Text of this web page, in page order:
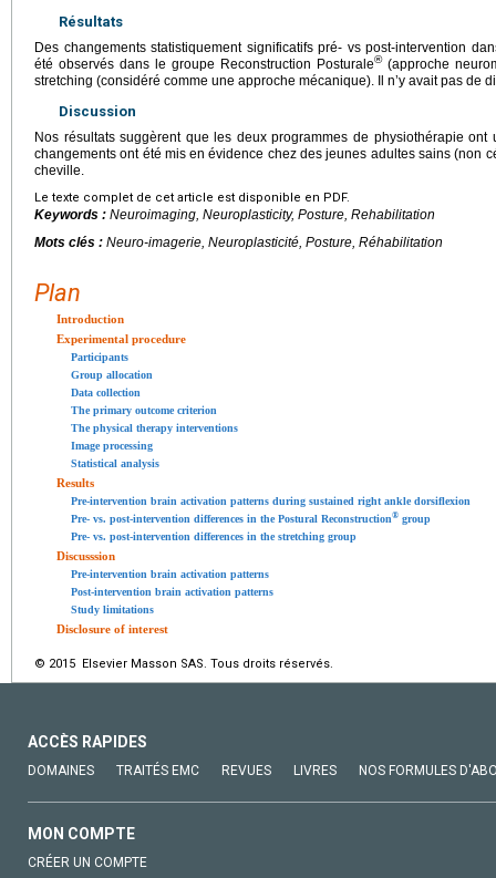
Résultats
Des changements statistiquement significatifs pré- vs post-intervention
été observés dans le groupe Reconstruction Posturale®(approche
stretching (considéré comme une approche mécanique). Il n’y avait pas de
Discussion
Nos résultats suggèrent que les deux programmes de physiothérapie ont
changements ont été mis en évidence chez des jeunes adultes sains (non
cheville.
Le texte complet de cet article est disponible en PDF.
Keywords : Neuroimaging, Neuroplasticity, Posture, Rehabilitation
Mots clés : Neuro-imagerie, Neuroplasticité, Posture, Réhabilitation
Plan
Introduction
Experimental procedure
Participants
Group allocation
Data collection
The primary outcome criterion
The physical therapy interventions
Image processing
Statistical analysis
Results
Pre-intervention brain activation patterns during sustained right ankle dorsiflexion
Pre- vs. post-intervention differences in the Postural Reconstruction® group
Pre- vs. post-intervention differences in the stretching group
Discusssion
Pre-intervention brain activation patterns
Post-intervention brain activation patterns
Study limitations
Disclosure of interest
© 2015 Elsevier Masson SAS. Tous droits réservés.
ACCÈS RAPIDES
DOMAINES TRAITÉS EMC REVUES LIVRES NOS FORMULES
MON COMPTE
CRÉER UN COMPTE